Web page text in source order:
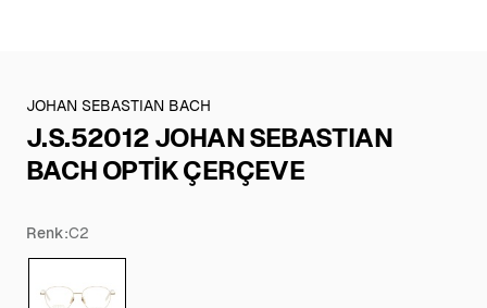
JOHAN SEBASTIAN BACH
J.S.52012 JOHAN SEBASTIAN
BACH OPTİK ÇERÇEVE
Renk:C2